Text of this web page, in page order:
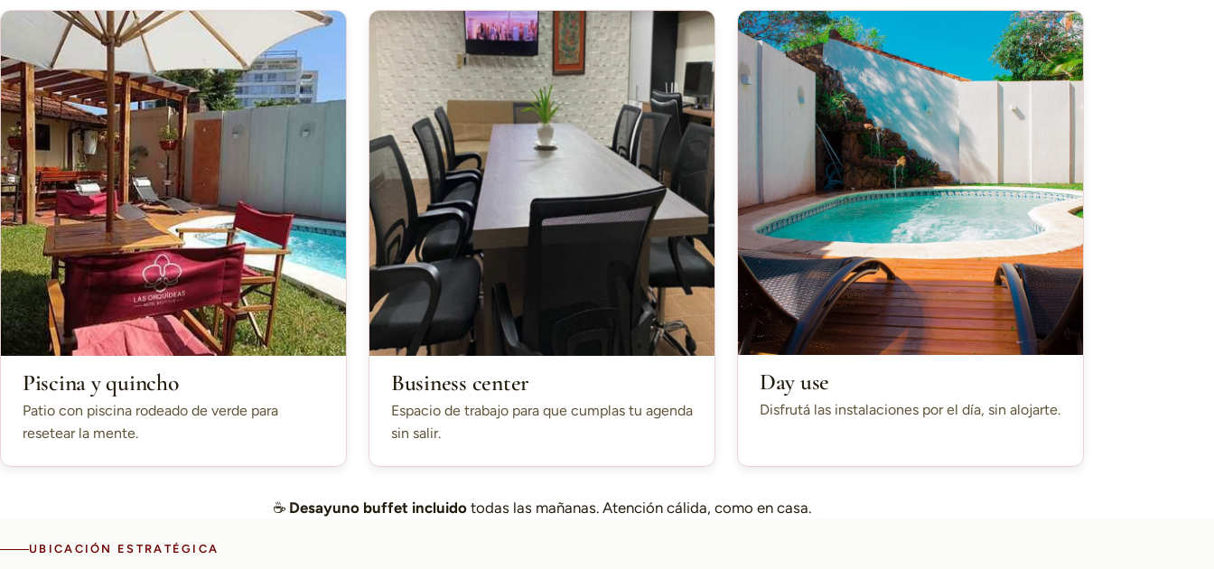
Piscina y quincho
Patio con piscina rodeado de verde para
resetear la mente.
Business center
Espacio de trabajo para que cumplas tu agenda
sin salir.
Day use
Disfrutá las instalaciones por el día, sin alojarte.
☕ Desayuno buffet incluido todas las mañanas. Atención cálida, como en casa.
UBICACIÓN ESTRATÉGICA